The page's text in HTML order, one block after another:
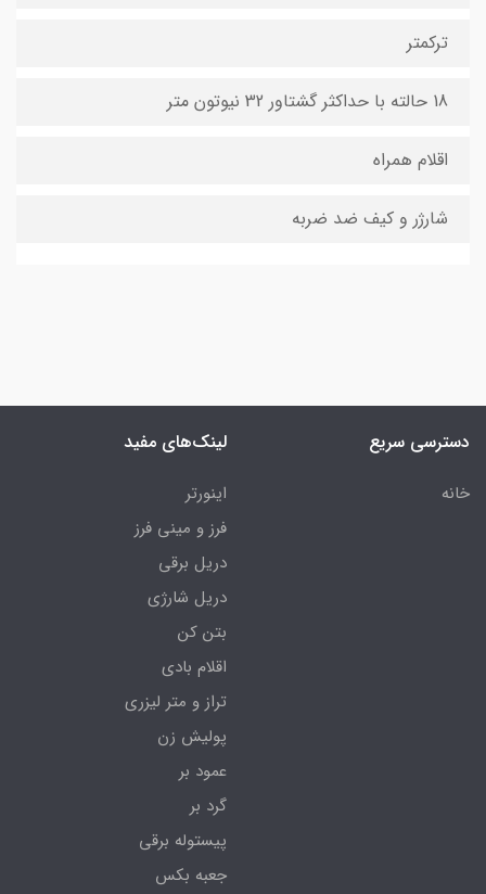
ترکمتر
18 حالته با حداکثر گشتاور 32 نیوتون متر
اقلام همراه
شارژر و کیف ضد ضربه
دسترسی سریع
خانه
لینک‌های مفید
اینورتر
فرز و مینی فرز
دریل برقی
دریل شارژی
بتن کن
اقلام بادی
تراز و متر لیزری
پولیش زن
عمود بر
گرد بر
پیستوله برقی
جعبه بکس